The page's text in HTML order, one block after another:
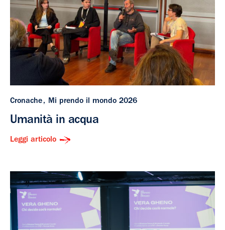
Cronache Mi prendo il mondo 2026
Umanità in acqua
Leggi articolo